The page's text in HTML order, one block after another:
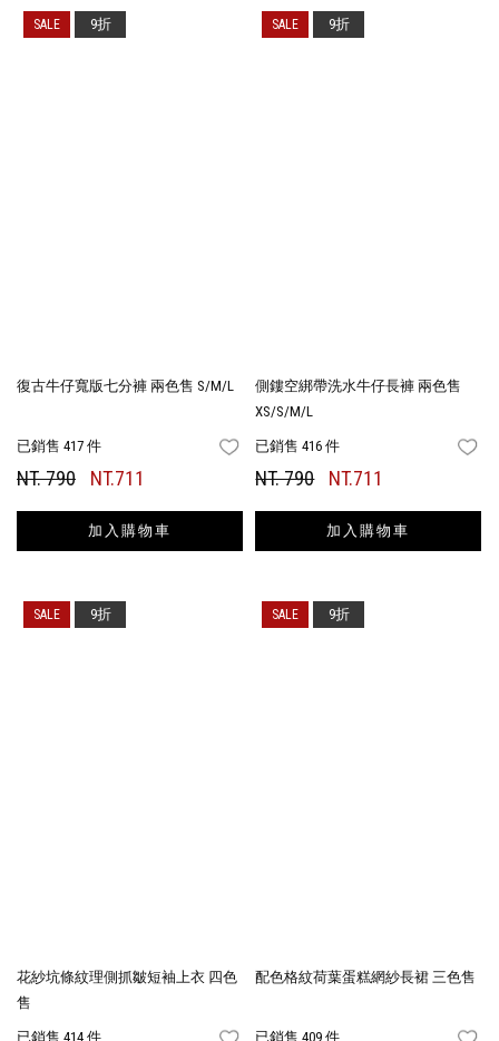
復古牛仔寬版七分褲 兩色售 S/M/L
已銷售 417 件 FAVORITES
NT. 790 NT.711
加入購物車
9折
側鏤空綁帶洗水牛仔長褲 兩色售
XS/S/M/L
已銷售 416 件
NT. 790 NT.711
加入購物車
9折
花紗坑條紋理側抓皺短袖上衣 四色
售
已銷售 414 件
9折
配色格紋荷葉蛋糕網紗長裙 三色售
已銷售 409 件
9折